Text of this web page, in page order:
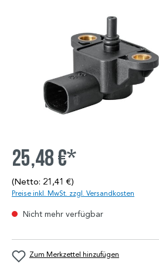
25,48 €*
(Netto: 21,41 €)
Preise inkl. MwSt. zzgl. Versandkosten
Nicht mehr verfügbar
Zum Merkzettel hinzufügen